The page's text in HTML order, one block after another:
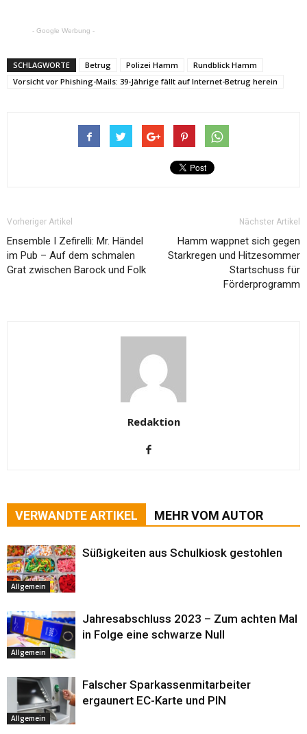
- Google Werbung -
SCHLAGWORTE Betrug Polizei Hamm
Rundblick Hamm
Vorsicht vor Phishing-Mails: 39-Jährige fällt auf Internet-Betrug herein
Vorheriger Artikel
Ensemble I Zefirelli: Mr. Händel
im Pub – Auf dem schmalen
Grat zwischen Barock und Folk
Nächster Artikel
Hamm wappnet sich gegen
Starkregen und Hitzesommer
Startschuss für
Förderprogramm
Redaktion
VERWANDTE ARTIKEL MEHR VOM AUTOR
Allgemein
Süßigkeiten aus Schulkiosk gestohlen
Allgemein
Jahresabschluss 2023 – Zum achten Mal
in Folge eine schwarze Null
Allgemein
Falscher Sparkassenmitarbeiter
ergaunert EC-Karte und PIN